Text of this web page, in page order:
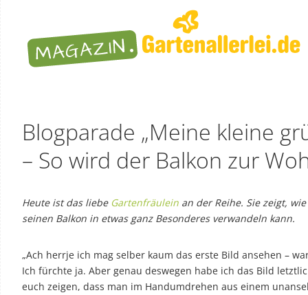
Blogparade „Meine kleine
– So wird der Balkon zur
Heute ist das liebe Gartenfräulein an der Reihe. Sie zeigt,
seinen Balkon in etwas ganz Besonderes verwandeln kann.
„Ach herrje ich mag selber kaum das erste Bild ansehen –
Ich fürchte ja. Aber genau deswegen habe ich das Bild
euch zeigen, dass man im Handumdrehen aus einem